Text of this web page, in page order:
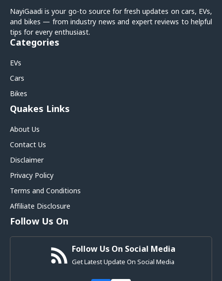
NayiGaadi is your go-to source for fresh updates on cars, EVs,
and bikes — from industry news and expert reviews to helpful
tips for every enthusiast.
Categories
EVs
Cars
Bikes
Quakes Links
About Us
Contact Us
Disclaimer
Privacy Policy
Terms and Conditions
Affiliate Disclosure
Follow Us On
Follow Us On Social Media
Get Latest Update On Social Media